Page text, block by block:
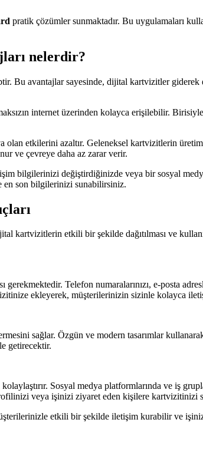
pratik çözümler sunmaktadır. Bu uygulamaları
nelerdir?
Bu avantajlar sayesinde, dijital kartvizitler
internet üzerinden kolayca erişilebilir.
etkilerini azaltır. Geleneksel kartvizitlerin
ve çevreye daha az zarar verir.
bilgilerinizi değiştirdiğinizde veya bir sosyal
en son bilgilerinizi sunabilirsiniz.
kartvizitlerin etkili bir şekilde dağıtılması ve
Telefon numaralarınızı, e-posta
ekleyerek, müşterilerinizin sizinle kolayca
sağlar. Özgün ve modern tasarımlar
getirecektir.
Sosyal medya platformlarında ve iş
veya işinizi ziyaret eden kişilere kartvizitinizi
etkili bir şekilde iletişim kurabilir ve